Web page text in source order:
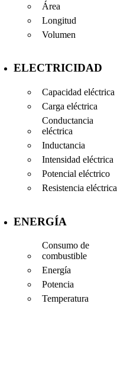
Área
Longitud
Volumen
ELECTRICIDAD
Capacidad eléctrica
Carga eléctrica
Conductancia
eléctrica
Inductancia
Intensidad eléctrica
Potencial eléctrico
Resistencia eléctrica
ENERGÍA
Consumo de
combustible
Energía
Potencia
Temperatura